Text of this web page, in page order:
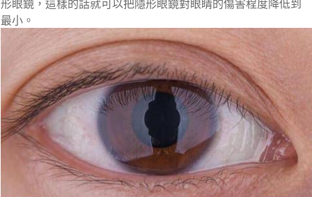
形眼鏡，這樣的話就可以把隱形眼鏡對眼睛的傷害程度降低到
最小。